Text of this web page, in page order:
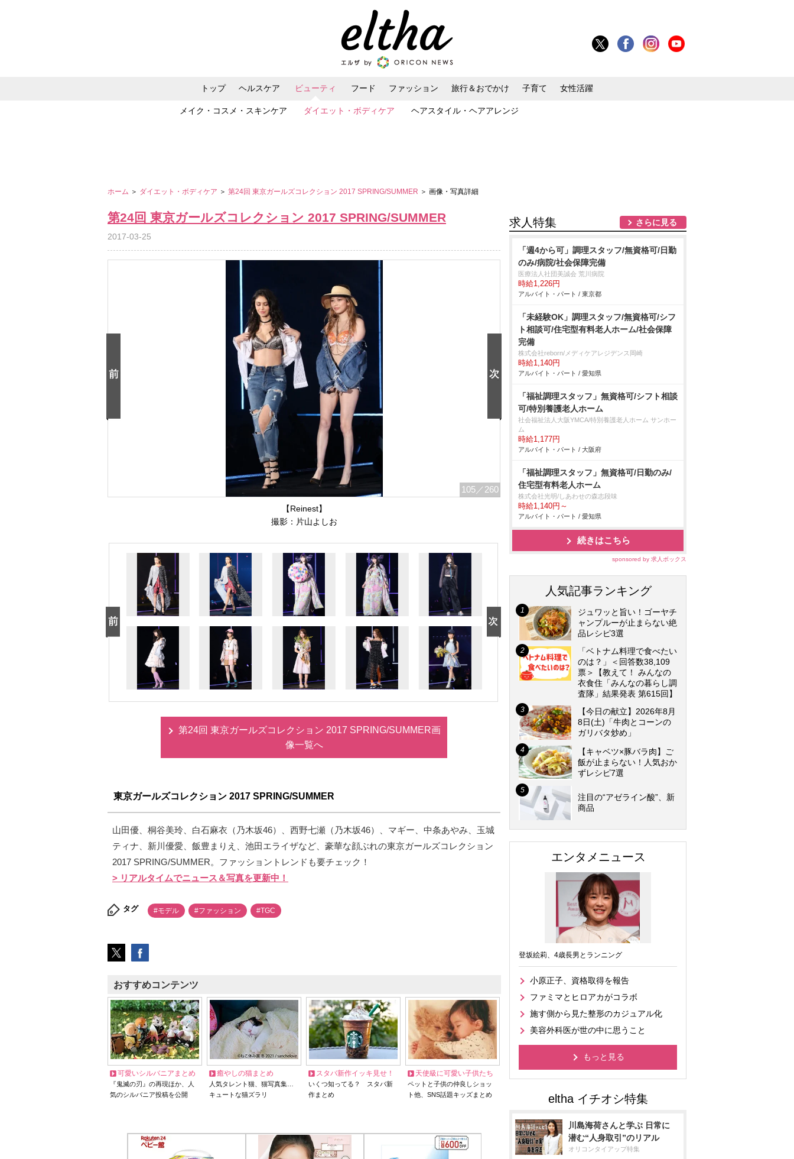
トップ ヘルスケア ビューティ
メイク・コスメ・スキンケア ダイエット・ボディケア ヘアスタイル・ヘアアレンジ
フード ファッション 旅行＆おでかけ 子育て 女性活躍
ホーム ＞ ダイエット・ボディケア ＞ 第24回 東京ガールズコレクション 2017 SPRING/SUMMER ＞ 画像・写真詳細
第24回 東京ガールズコレクション 2017 SPRING/SUMMER
2017-03-25
105 ／260
【Reinest】
撮影：片山よしお
第24回 東京ガールズコレクション 2017 SPRING/SUMMER画
像一覧へ
東京ガールズコレクション 2017 SPRING/SUMMER
山田優、桐谷美玲、白石麻衣（乃木坂46）、西野七瀬（乃木坂46）、マギー、中条あやみ、玉城
ティナ、新川優愛、飯豊まりえ、池田エライザなど、豪華な顔ぶれの東京ガールズコレクション
2017 SPRING/SUMMER。ファッショントレンドも要チェック！
> リアルタイムでニュース＆写真を更新中！
タグ #モデル #ファッション #TGC
おすすめコンテンツ
可愛いシルバニアまとめ
『鬼滅の刃』の再現ほか、人
気のシルバニア投稿を公開
癒やしの猫まとめ
人気タレント猫、猫写真集…
キュートな猫ズラリ
スタバ新作イッキ見せ！
いくつ知ってる？ スタバ新
作まとめ
天使級に可愛い子供たち
ペットと子供の仲良しショッ
ト他、SNS話題キッズまとめ
求人特集 さらに見る
「週4から可」調理スタッフ/無資格可/日勤
のみ/病院/社会保障完備
医療法人社団美誠会 荒川病院
時給1,226円
アルバイト・パート / 東京都
「未経験OK」調理スタッフ/無資格可/シフ
ト相談可/住宅型有料老人ホーム/社会保障
完備
株式会社reborn/メディケアレジデンス岡崎
時給1,140円
アルバイト・パート / 愛知県
「福祉調理スタッフ」無資格可/シフト相談
可/特別養護老人ホーム
社会福祉法人大阪YMCA/特別養護老人ホーム サンホー
ム
時給1,177円
アルバイト・パート / 大阪府
「福祉調理スタッフ」無資格可/日勤のみ/
住宅型有料老人ホーム
株式会社光明/しあわせの森志段味
時給1,140円～
アルバイト・パート / 愛知県
続きはこちら
sponsored by 求人ボックス
人気記事ランキング
ジュワッと旨い！ゴーヤチ
ャンプルーが止まらない絶
品レシピ3選
「ベトナム料理で食べたい
のは？」＜回答数38,109
票＞【教えて！ みんなの
衣食住「みんなの暮らし調
査隊」結果発表 第615回】
【今日の献立】2026年8月
8日(土)「牛肉とコーンの
ガリバタ炒め」
【キャベツ×豚バラ肉】ご
飯が止まらない！人気おか
ずレシピ7選
注目の“アゼライン酸”、新
商品
エンタメニュース
登坂絵莉、4歳長男とランニング
小原正子、資格取得を報告
ファミマとヒロアカがコラボ
施す側から見た整形のカジュアル化
美容外科医が世の中に思うこと
もっと見る
川島海荷さんと学ぶ 日常に
潜む“人身取引”のリアル
オリコンタイアップ特集